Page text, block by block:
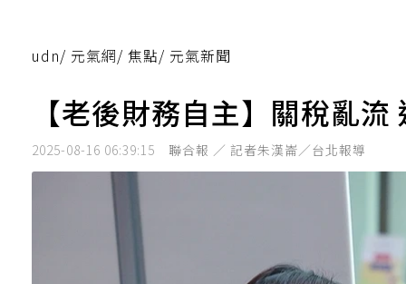
udn/ 元氣網/ 焦點/ 元氣新聞
【老後財務自主】關稅亂
2025-08-16 06:39:15 聯合報 ／ 記者朱漢崙／台北報導